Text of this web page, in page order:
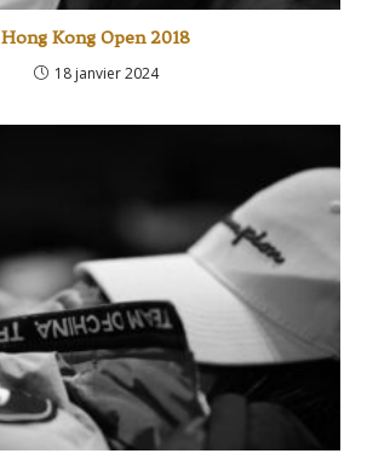
Hong Kong Open 2018
18 janvier 2024